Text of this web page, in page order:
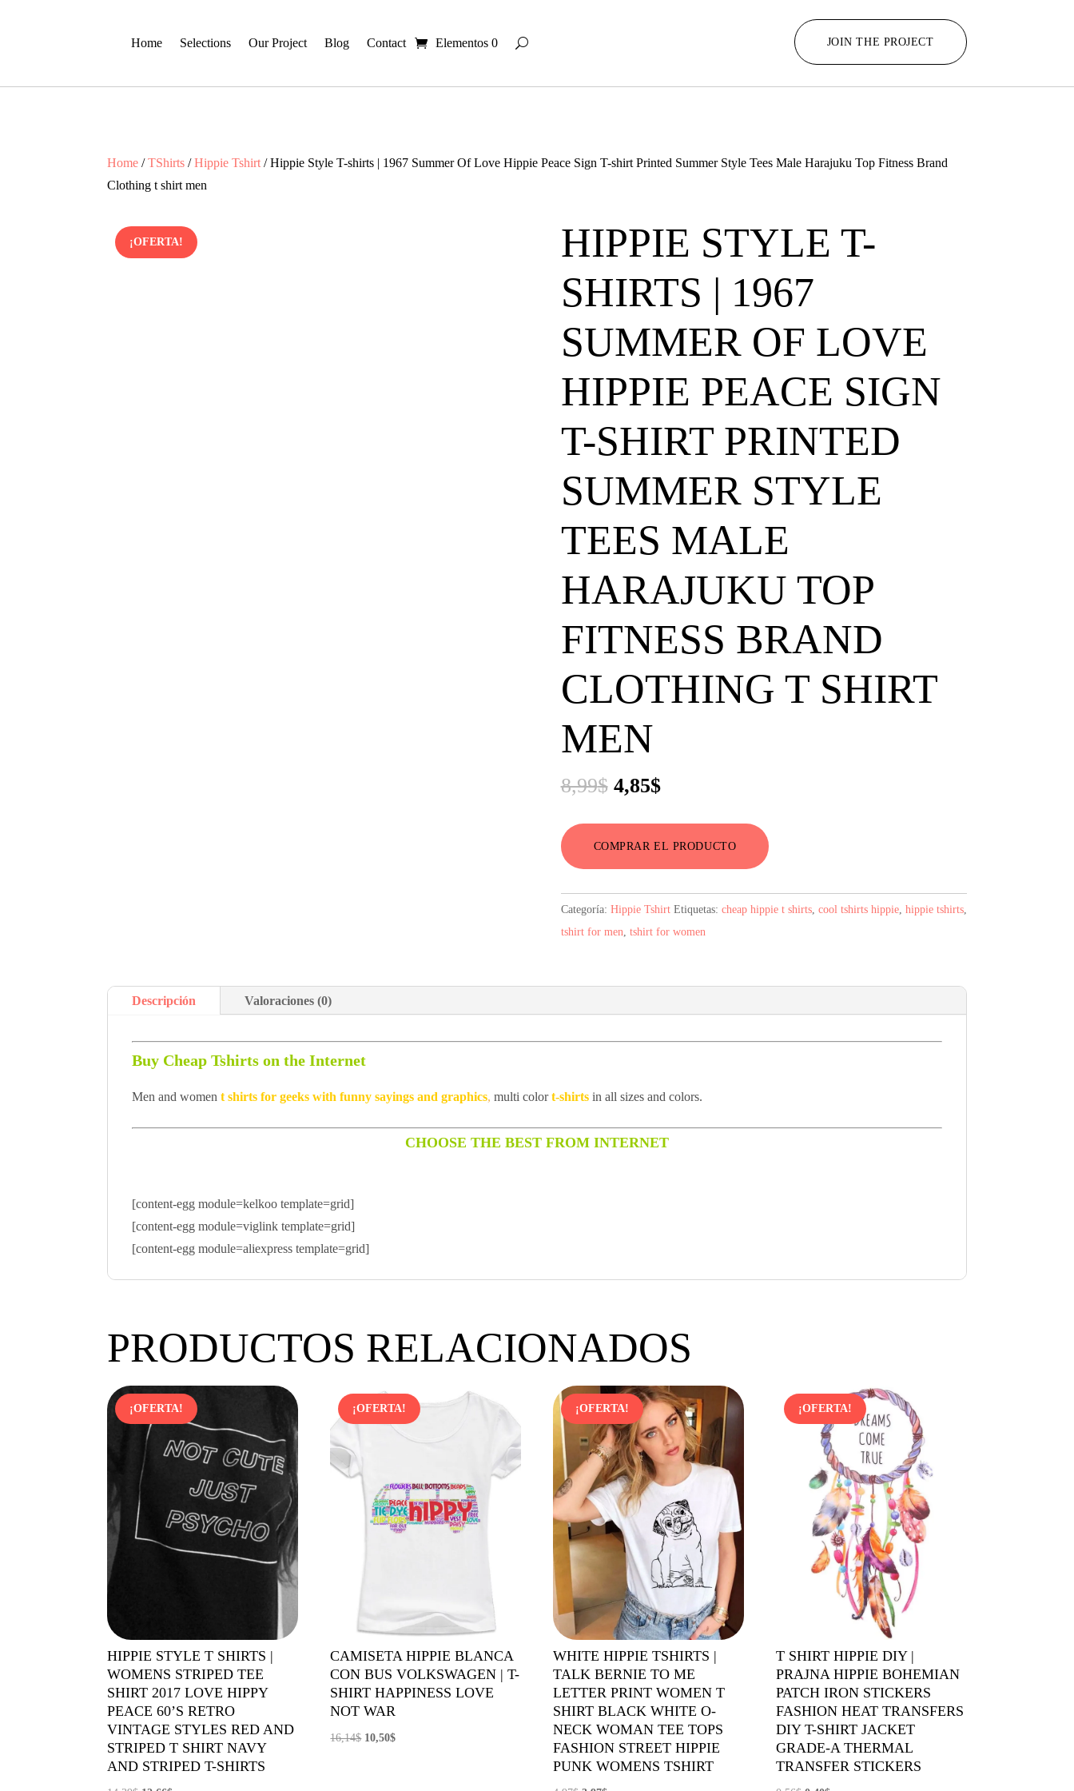
Home Selections Our Project Blog Contact Elementos 0 JOIN THE PROJECT
Home /TShirts /Hippie Tshirt / Hippie Style T-shirts | 1967 Summer Of Love Hippie Peace Sign T-shirt Printed Summer Style Tees Male Harajuku Top Fitness Brand
Clothing t shirt men
¡OFERTA!
HIPPIE STYLE T-
SHIRTS | 1967
SUMMER OF LOVE
HIPPIE PEACE SIGN
T-SHIRT PRINTED
SUMMER STYLE
TEES MALE
HARAJUKU TOP
FITNESS BRAND
CLOTHING T SHIRT
MEN
8,99$ El
original
era:
8,99$.
4,85$El
actual
es:
4,85$.
COMPRAR EL PRODUCTO
Categoría: Hippie Tshirt Etiquetas: cheap hippie t shirts, cool tshirts hippie, hippie tshirts,
tshirt for men tshirt for women
Descripción Valoraciones (0)
Buy Cheap Tshirts on the Internet
Men and woment shirts for geeks with funny sayings and graphics, multi colort-shirts in all sizes and colors.
CHOOSE THE BEST FROM INTERNET
[content-egg module=kelkoo template=grid]
[content-egg module=viglink template=grid]
[content-egg module=aliexpress template=grid]
PRODUCTOS RELACIONADOS
¡OFERTA!
HIPPIE STYLE T SHIRTS |
WOMENS STRIPED TEE
SHIRT 2017 LOVE HIPPY
PEACE 60’S RETRO
VINTAGE STYLES RED AND
STRIPED T SHIRT NAVY
AND STRIPED T-SHIRTS
¡OFERTA!
CAMISETA HIPPIE BLANCA
CON BUS VOLKSWAGEN | T-
SHIRT HAPPINESS LOVE
NOT WAR
16,14$ El
10,50$El
¡OFERTA!
WHITE HIPPIE TSHIRTS |
TALK BERNIE TO ME
LETTER PRINT WOMEN T
SHIRT BLACK WHITE O-
NECK WOMAN TEE TOPS
FASHION STREET HIPPIE
PUNK WOMENS TSHIRT
¡OFERTA!
T SHIRT HIPPIE DIY |
PRAJNA HIPPIE BOHEMIAN
PATCH IRON STICKERS
FASHION HEAT TRANSFERS
DIY T-SHIRT JACKET
GRADE-A THERMAL
TRANSFER STICKERS